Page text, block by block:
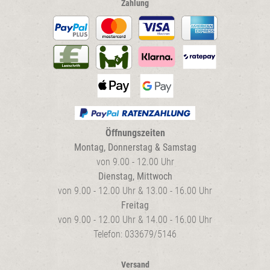
Zahlung
Öffnungszeiten
Montag, Donnerstag & Samstag
von 9.00 - 12.00 Uhr
Dienstag, Mittwoch
von 9.00 - 12.00 Uhr & 13.00 - 16.00 Uhr
Freitag
von 9.00 - 12.00 Uhr & 14.00 - 16.00 Uhr
Telefon: 033679/5146
Versand